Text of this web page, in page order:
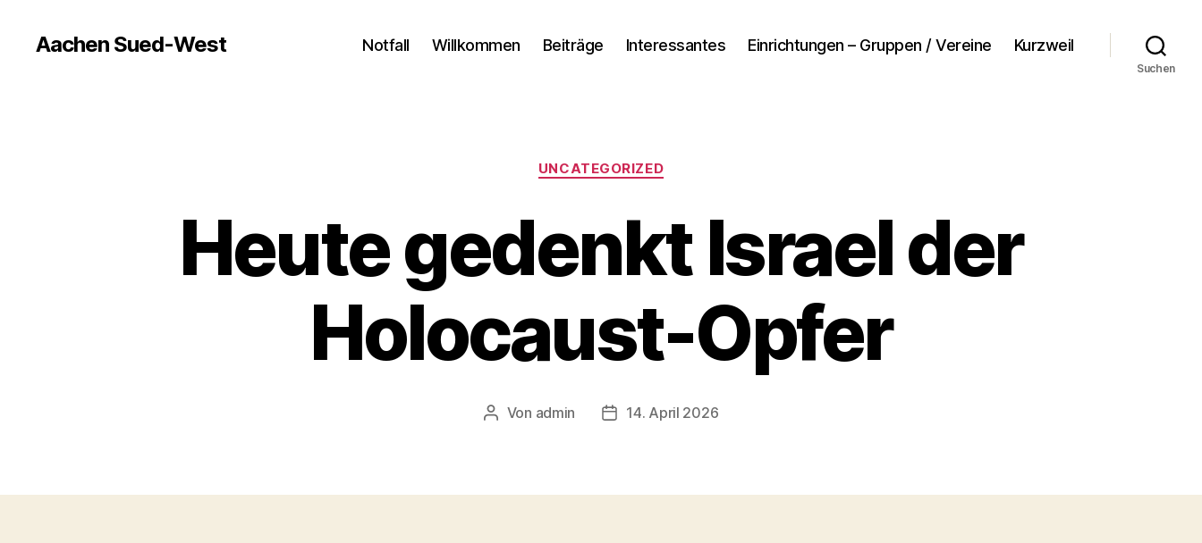
Aachen Sued-West Notfall Willkommen Beiträge Interessantes Einrichtungen – Gruppen / Vereine Kurzweil
Suchen
Kategorien
UNCATEGORIZED
Heute gedenkt Israel der
Holocaust-Opfer
Beitragsautor
Von admin Veröffentlichungsdatum
14. April 2026